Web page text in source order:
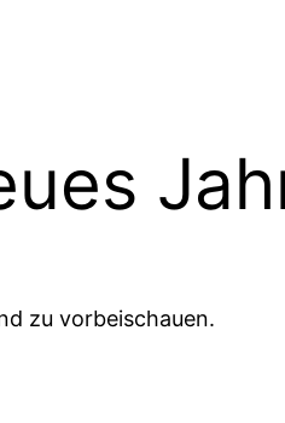
zu vorbeischauen.